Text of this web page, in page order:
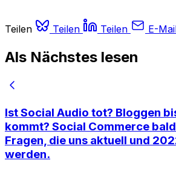
Teilen Teilen Teilen E-
Als Nächstes lesen
Ist Social Audio tot? Bloggen
kommt? Social Commerce
Fragen, die uns aktuell und
werden.